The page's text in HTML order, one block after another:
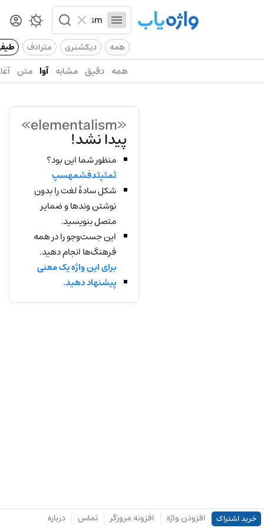
همه دیکشنری مترادف
همه دقیق مشابه آوا متن
«elementalism»
پیدا نشد!
منظور شما این بود؟
ثمثپثدفشمهسپ
شکل سادهٔ لغت را بدون
نوشتن وندها و ضمایر
متصل بنویسید.
این جست‌وجو را در همه
فرهنگ‌ها انجام دهید.
برای این واژه یک معنی
پیشنهاد دهید.
خرید اشتراک افزودن واژه افزونه مرورگر تماس درباره